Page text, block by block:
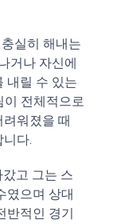
실히 해내는
거나 자신에
내릴 수 있는
이 전체적으로
워졌을 때
다.
고 그는 스
였으며 상대
반적인 경기